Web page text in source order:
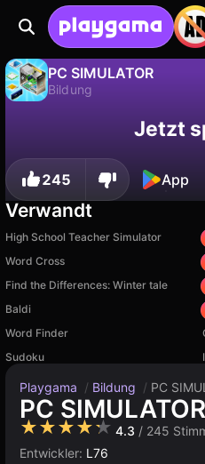
PC SIMULATOR
Bildung
speichern!
Jetzt
245 App
Verwandt
High School Teacher Simulator
Word Cross
Find the Differences: Winter tale
Baldi
Word Finder
Sudoku
Playgama / Bildung / PC
PC SIMULATOR
★★★★★ 4.3 / 245
Entwickler: L76